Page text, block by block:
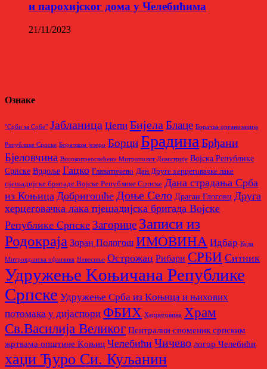
и парохијског дома у Челебићима
21/11/2023
Ознаке
"Срби за Србе" Јабланица Џепи Бијела Блаце Борачкa организацијa
Републике Српске Борачком језеро Борци Брадина Брђани
Бјеловчина Високопреосвећени Митрополит Димитрије Војска Републике
Српске Врдоље Гацко Главатичево Дан Друге херцеговачке лаке
пјешадијске бригаде Војске Републике Српске Дана страдања Срба
из Коњица Добригошће Доње Село Драган Глоговц Друга
херцеговачка лака пјешадијска бригада Војске
Републике Српске Загорице Записи из
Родoкраја Зоран Пологош ИМОВИНА Идбар Кула
Митровданска офанзива Невесињe Острожац Рибари СРБИ Ситник
Удружење Kоњичана Републике
Српске Удружење Срба из Kоњица и њихових
потомака у дијаспори ФБИХ Херцеговина Храм
Св.Василија Великог Централни споменик српским
жртвама општине Kоњиц Челебићи Чичево логор Челебићи
хаџи Ђуро Си. Куљанин